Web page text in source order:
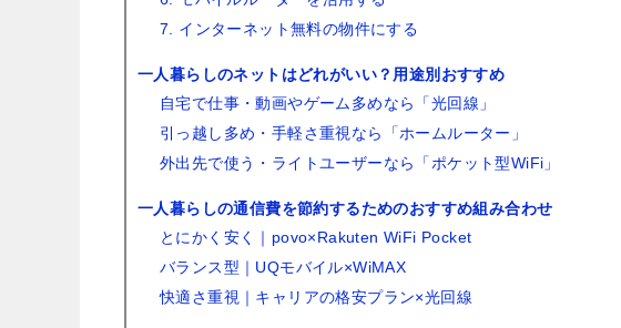
7. インターネット無料の物件にする
一人暮らしのネットはどれがいい？用途別おすすめ
自宅で仕事・動画やゲーム多めなら「光回線」
引っ越し多め・手軽さ重視なら「ホームルーター」
外出先で使う・ライトユーザーなら「ポケット型WiFi」
一人暮らしの通信費を節約するためのおすすめ組み合わせ
とにかく安く｜povo×Rakuten WiFi Pocket
バランス型｜UQモバイル×WiMAX
快適さ重視｜キャリアの格安プラン×光回線